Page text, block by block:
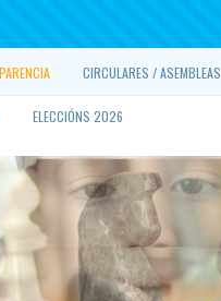
CIRCULARES / ASEMBLEAS
ELECCIÓNS 2026